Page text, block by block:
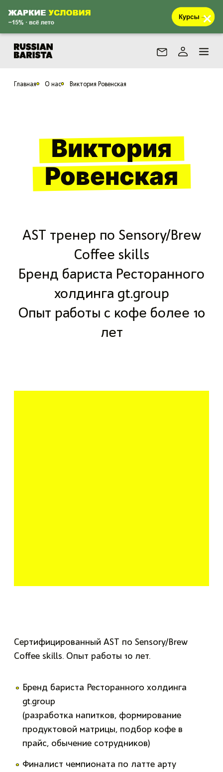
Главная О нас Виктория Ровенская
Виктория
Ровенская
AST тренер по Sensory/Brew
Coffee skills
Бренд бариста Ресторанного
холдинга gt.group
Опыт работы с кофе более 10
лет
Сертифицированный AST по Sensory/Brew
Coffee skills. Опыт работы 10 лет.
Бренд бариста Ресторанного холдинга
gt.group
(разработка напитков, формирование
продуктовой матрицы, подбор кофе в
прайс, обычение сотрудников)
Финалист чемпионата по латте арту